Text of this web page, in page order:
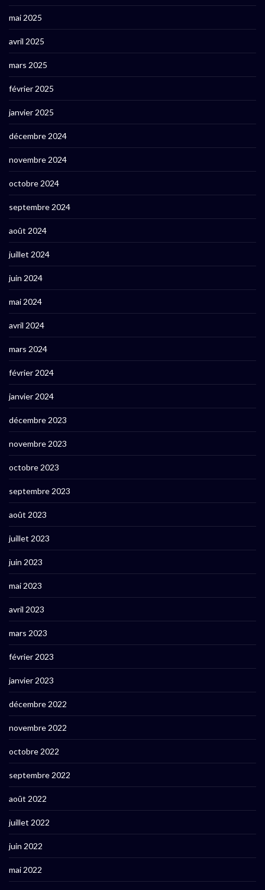
mai 2025
avril 2025
mars 2025
février 2025
janvier 2025
décembre 2024
novembre 2024
octobre 2024
septembre 2024
août 2024
juillet 2024
juin 2024
mai 2024
avril 2024
mars 2024
février 2024
janvier 2024
décembre 2023
novembre 2023
octobre 2023
septembre 2023
août 2023
juillet 2023
juin 2023
mai 2023
avril 2023
mars 2023
février 2023
janvier 2023
décembre 2022
novembre 2022
octobre 2022
septembre 2022
août 2022
juillet 2022
juin 2022
mai 2022